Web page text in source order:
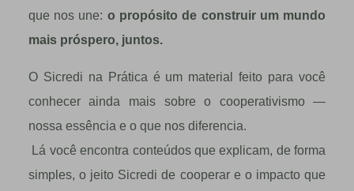
que nos une: o propósito de construir um mundo
mais próspero, juntos.
O Sicredi na Prática é um material feito para você
conhecer ainda mais sobre o cooperativismo —
nossa essência e o que nos diferencia.
Lá você encontra conteúdos que explicam, de forma
simples, o jeito Sicredi de cooperar e o impacto que